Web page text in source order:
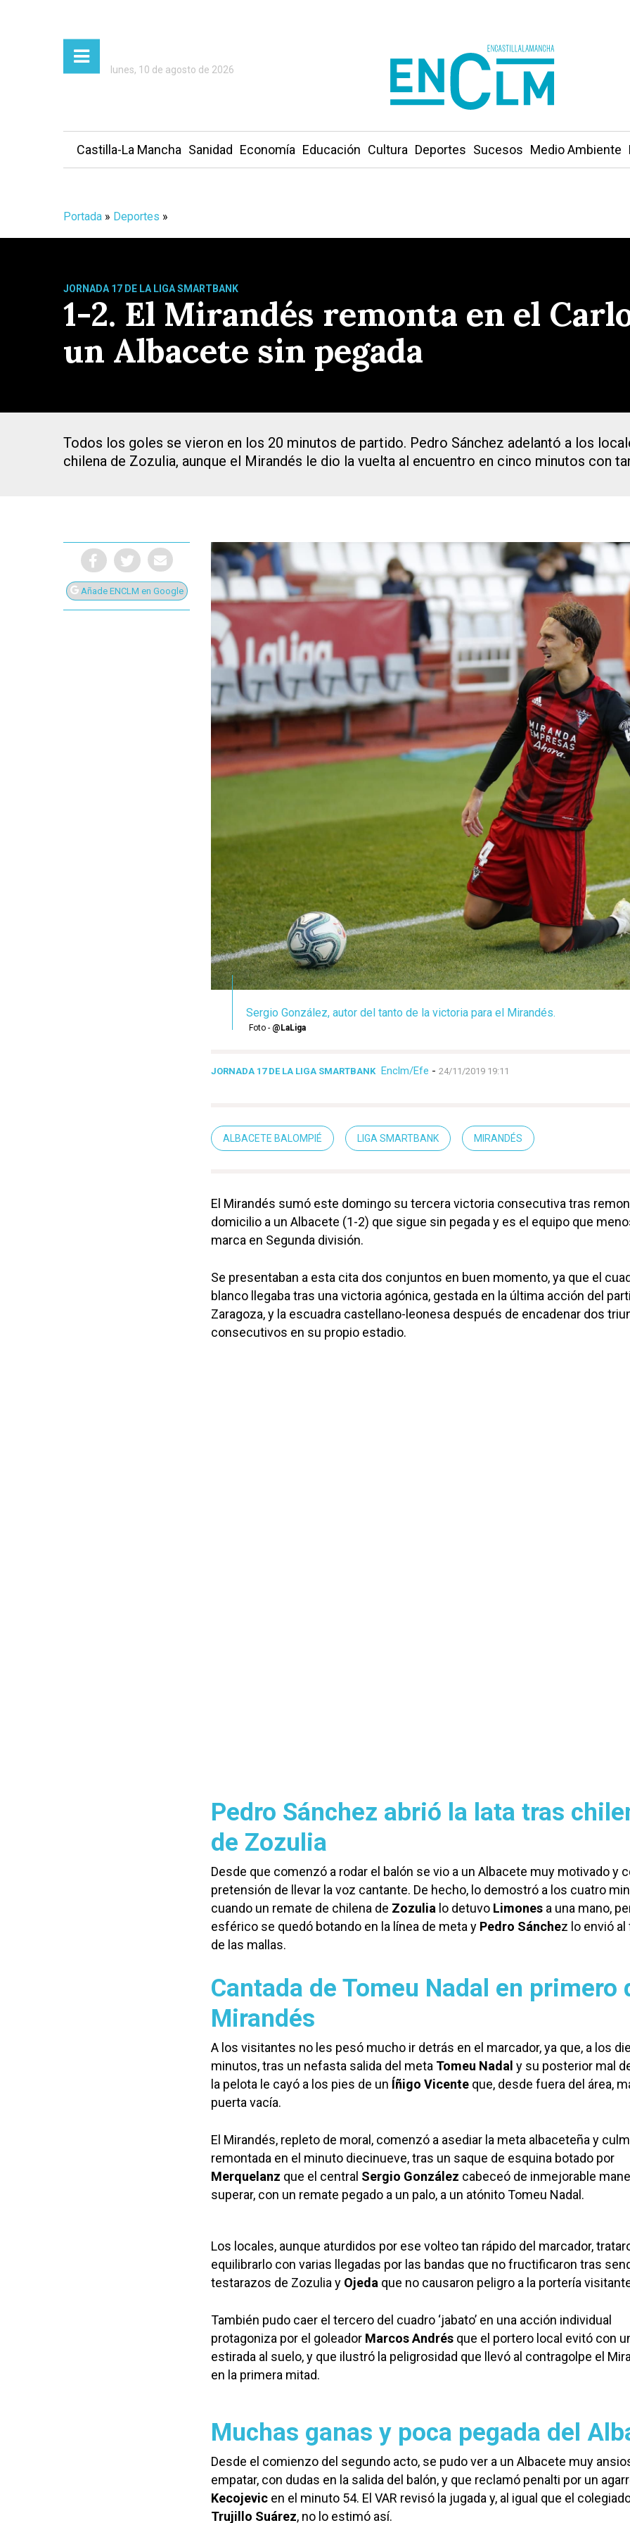
Presiona Intro para buscar o ESC para cerrar
lunes, 10 de agosto de 2026
Castilla-La Mancha Sanidad Economía Educación Cultura Deportes Sucesos Medio Ambiente
Portada » Deportes »
JORNADA 17 DE LA LIGA SMARTBANK
1-2. El Mirandés remonta en el
un Albacete sin pegada
Todos los goles se vieron en los 20 minutos de partido. Pedro Sánchez adelantó a los
chilena de Zozulia, aunque el Mirandés le dio la vuelta al encuentro en cinco minutos con
Añade ENCLM en Google
Sergio González, autor del tanto de la victoria para el Mirandés.
Foto - @LaLiga
JORNADA 17 DE LA LIGA SMARTBANK Enclm/Efe - 24/11/2019 19:11
ALBACETE BALOMPIÉ LIGA SMARTBANK MIRANDÉS
El Mirandés sumó este domingo su tercera victoria consecutiva tras
domicilio a un Albacete (1-2) que sigue sin pegada y es el equipo que
marca en Segunda división.
Se presentaban a esta cita dos conjuntos en buen momento, ya que el
blanco llegaba tras una victoria agónica, gestada en la última acción del
Zaragoza, y la escuadra castellano-leonesa después de encadenar dos
consecutivos en su propio estadio.
Pedro Sánchez abrió la lata tras
de Zozulia
Desde que comenzó a rodar el balón se vio a un Albacete muy motivado y
pretensión de llevar la voz cantante. De hecho, lo demostró a los cuatro
cuando un remate de chilena de Zozulia lo detuvo Limones a una mano,
esférico se quedó botando en la línea de meta y Pedro Sánchez lo envió
de las mallas.
Cantada de Tomeu Nadal en primero
Mirandés
A los visitantes no les pesó mucho ir detrás en el marcador, ya que, a los
minutos, tras un nefasta salida del meta Tomeu Nadal y su posterior mal
la pelota le cayó a los pies de un Íñigo Vicente que, desde fuera del área,
puerta vacía.
El Mirandés, repleto de moral, comenzó a asediar la meta albaceteña y
remontada en el minuto diecinueve, tras un saque de esquina botado por
Merquelanz que el central Sergio González cabeceó de inmejorable
superar, con un remate pegado a un palo, a un atónito Tomeu Nadal.
Los locales, aunque aturdidos por ese volteo tan rápido del marcador,
equilibrarlo con varias llegadas por las bandas que no fructificaron tras
testarazos de Zozulia y Ojeda que no causaron peligro a la portería
También pudo caer el tercero del cuadro ‘jabato’ en una acción individual
protagoniza por el goleador Marcos Andrés que el portero local evitó con
estirada al suelo, y que ilustró la peligrosidad que llevó al contragolpe el
en la primera mitad.
Muchas ganas y poca pegada del
Desde el comienzo del segundo acto, se pudo ver a un Albacete muy
empatar, con dudas en la salida del balón, y que reclamó penalti por un
Kecojevic en el minuto 54. El VAR revisó la jugada y, al igual que el
Trujillo Suárez, no lo estimó así.